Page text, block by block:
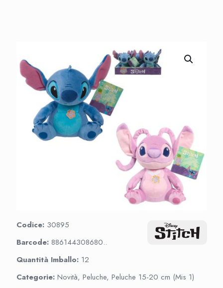
Codice: 30895
Barcode: 886144308680..
Quantità Imballo: 12
Categorie: Novità, Peluche, Peluche 15-20 cm (Mis 1)